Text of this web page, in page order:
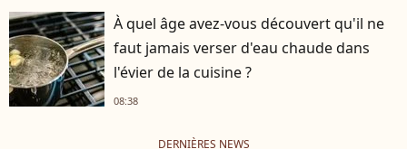
À quel âge avez-vous découvert qu'il ne
faut jamais verser d'eau chaude dans
l'évier de la cuisine ?
08:38
DERNIÈRES NEWS